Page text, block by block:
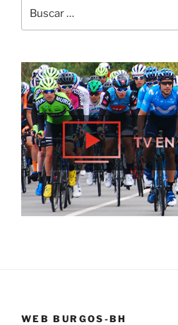
por:
WEB BURGOS-BH